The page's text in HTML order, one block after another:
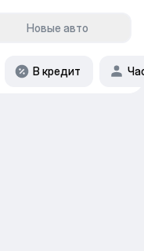
Новые авто
В кредит